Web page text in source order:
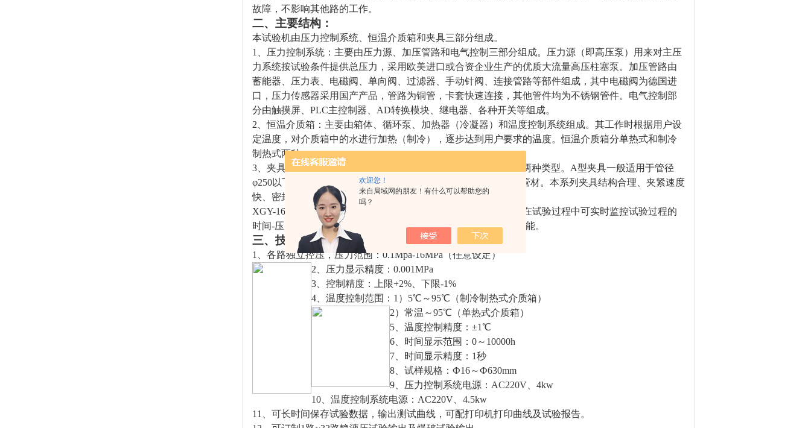
欢迎您！
来自局域网的朋友！有什么可以帮助您的
吗？
故障，不影响其他路的工作。
二、主要结构：
本试验机由压力控制系统、恒温介质箱和夹具三部分组成。
1
、压力控制系统：主要由压力源、加压管路和电气控制三部分组成。压力源（即高压泵）用来对主压
力系统按试验条件提供总压力，采用欧美进口或合资企业生产的优质大流量高压柱塞泵。加压管路由
蓄能器、压力表、电磁阀、单向阀、过滤器、手动针阀、连接管路等部件组成，其中电磁阀为德国进
口，压力传感器采用国产产品，管路为铜管，卡套快速连接，其他管件均为不锈钢管件。电气控制部
分由触摸屏、PLC主控制器、AD转换模块、继电器、各种开关等组成。
2 、恒温介质箱：主要由箱体、循环泵、加热器（冷凝器）和温度控制系统组成。其工作时根据用户设
定温度，对介质箱中的水进行加热（制冷），逐步达到用户要求的温度。恒温介质箱分单热式和制冷
制热式两种。
3 、夹具：根据装卡方式分为A型（不带拉杆）和B型（带拉杆）两种类型。A型夹具一般适用于管径
φ250以下的塑料管材，B型夹具一般适用于管径φ250以上的塑料管材。本系列夹具结构合理、夹紧速度
快、密封可靠、拆卸方便的特点。
XGY-16P
系列静液压和管材爆破试验软件采用全中文图形界面，在试验过程中可实时监控试验过程的
时间-压力曲线，具有打印输出、存储试验数据及曲线和报告等功能。
三、技术参数
1
、各路独立控压，压力范围：0.1Mpa-16MPa（任意设定）
2 、压力显示精度：0.001MPa
3 、控制精度：上限+2%、下限-1%
4 、温度控制范围：1）5℃～95℃（制冷制热式介质箱）
2）常温～95℃（单热式介质箱）
5 、温度控制精度：±1℃
6 、时间显示范围：0～10000h
7 、时间显示精度：1秒
8 、试样规格： Ф16～Ф630mm
9 、压力控制系统电源：AC220V、4kw
10 、温度控制系统电源：AC220V、4.5kw
11
、可长时间保存试验数据，输出测试曲线，可配打印机打印曲线及试验报告。